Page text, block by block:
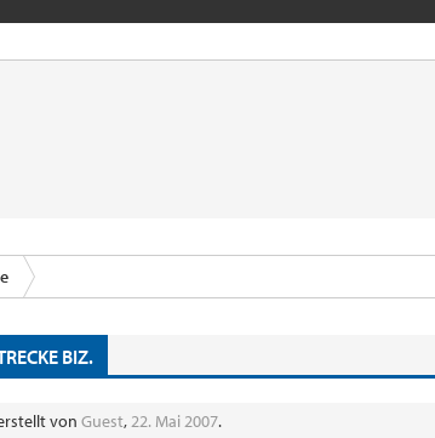
BIZ.
von Guest,22. Mai 2007.